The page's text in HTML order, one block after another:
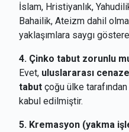
İslam, Hristiyanlık,
Bahailik, Ateizm dahil
yaklaşımlara saygı
4. Çinko tabut zorunlu
Evet, uluslararası cenaze
tabut çoğu ülke
kabul edilmiştir.
5. Kremasyon (yakma